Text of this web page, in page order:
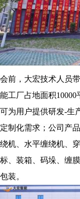
会前，大宏技术人员
能工厂占地面积10000
可为用户提供研发-生
定制化需求；公司产
绕机、水平缠绕机、
标、装箱、码垛、缠
包装。